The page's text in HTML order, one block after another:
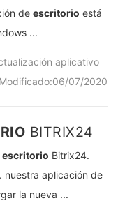
de escritorio está
...
aplicativo
Modificado:06/07/2020
BITRIX24
escritorio Bitrix24.
nuestra aplicación de
la nueva ...